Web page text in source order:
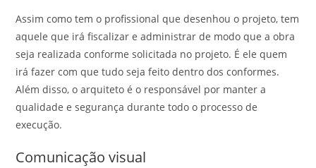
Assim como tem o profissional que desenhou o projeto, tem
aquele que irá fiscalizar e administrar de modo que a obra
seja realizada conforme solicitada no projeto. É ele quem
irá fazer com que tudo seja feito dentro dos conformes.
Além disso, o arquiteto é o responsável por manter a
qualidade e segurança durante todo o processo de
execução.
Comunicação visual